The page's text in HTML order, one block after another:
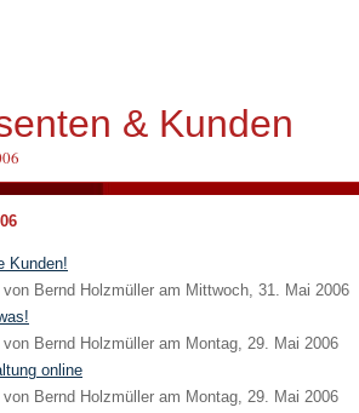
& Kunden
Kunden!
von Bernd Holzmüller am Mittwoch, 31. Mai 2006
von Bernd Holzmüller am Montag, 29. Mai 2006
online
von Bernd Holzmüller am Montag, 29. Mai 2006